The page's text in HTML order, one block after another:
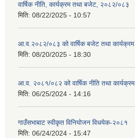
वार्षिक नीति, कार्यक्रम तथा बजेट, २०८२/०८३
मिति: 08/22/2025 - 10:57
आ.व.२०८२/०८३ को वार्षिक बजेट तथा कार्यक्रम
मिति: 08/20/2025 - 18:30
आ.व. २०८१/०८२ को वार्षिक नीति तथा कार्यक्रम
मिति: 06/25/2024 - 14:16
गाउँसभाबाट स्वीकृत विनियोजन विधयेक-२०८१
मिति: 06/24/2024 - 15:47